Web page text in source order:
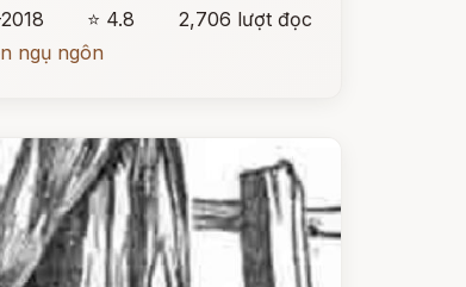
⭐ 4.8
2,706 lượt đọc
ngụ ngôn